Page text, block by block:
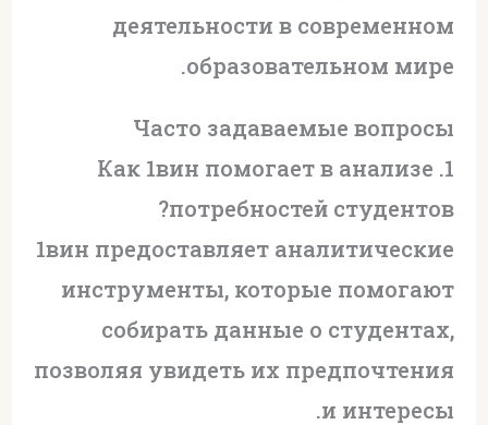
деятельности в современном
образовательном мире.
Часто задаваемые вопросы
1. Как 1вин помогает в анализе
потребностей студентов?
1вин предоставляет аналитические
инструменты, которые помогают
собирать данные о студентах,
позволяя увидеть их предпочтения
и интересы.